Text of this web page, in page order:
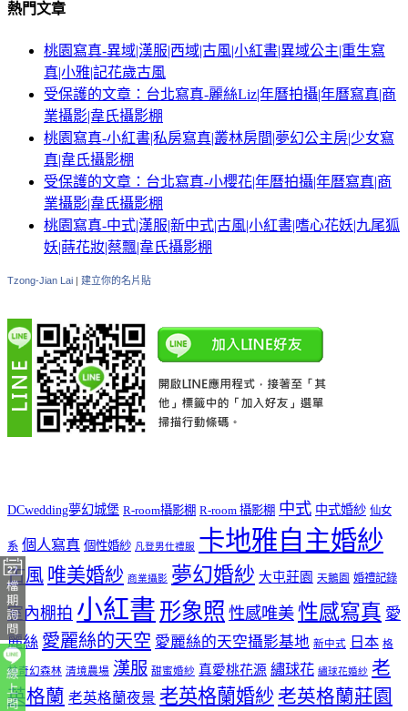
熱門文章
桃園寫真-異域|漢服|西域|古風|小紅書|異域公主|重生寫
真|小雅|記花歲古風
受保護的文章：台北寫真-麗絲Liz|年曆拍攝|年曆寫真|商
業攝影|韋氏攝影棚
桃園寫真-小紅書|私房寫真|叢林房間|夢幻公主房|少女寫
真|韋氏攝影棚
受保護的文章：台北寫真-小櫻花|年曆拍攝|年曆寫真|商
業攝影|韋氏攝影棚
桃園寫真-中式|漢服|新中式|古風|小紅書|嗜心花妖|九尾狐
妖|蒔花妝|蔡飄|韋氏攝影棚
Tzong-Jian Lai | 建立你的名片貼
DCwedding夢幻城堡 R-room攝影棚 R-room 攝影棚 中式 中式婚紗 仙女
系 個人寫真 個性婚紗 凡登男仕禮服 卡地雅自主婚紗
古風 唯美婚紗 商業攝影 夢幻婚紗 大屯莊園 天鵝園 婚禮記錄
室內棚拍 小紅書 形象照 性感唯美 性感寫真 愛
麗絲 愛麗絲的天空 愛麗絲的天空攝影基地 新中式 日本 格
林奇幻森林 清境農場 漢服 甜蜜婚紗 真愛桃花源 繡球花 繡球花婚紗 老
英格蘭 老英格蘭夜景 老英格蘭婚紗 老英格蘭莊園